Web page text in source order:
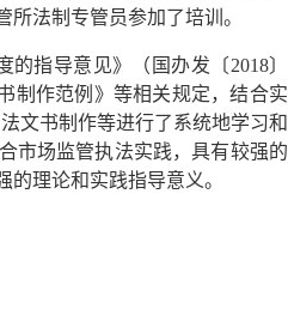
法制专管员参加了培训。
指导意见》（国办发〔2018〕
制作范例》等相关规定，结合实
文书制作等进行了系统地学习和
市场监管执法实践，具有较强的
理论和实践指导意义。